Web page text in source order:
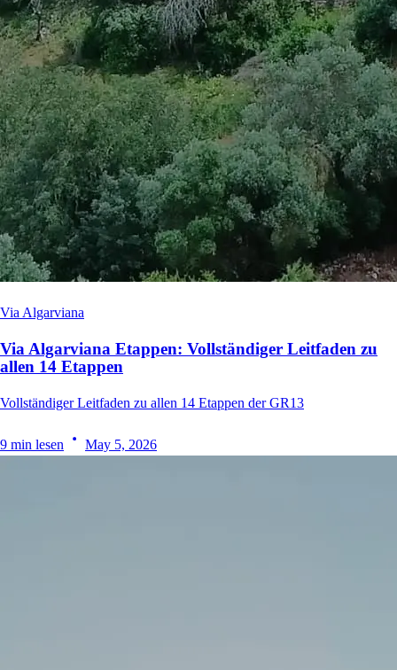
Via Algarviana
Via Algarviana Etappen: Vollständiger Leitfaden zu
allen 14 Etappen
Vollständiger Leitfaden zu allen 14 Etappen der GR13
9 min lesen May 5, 2026